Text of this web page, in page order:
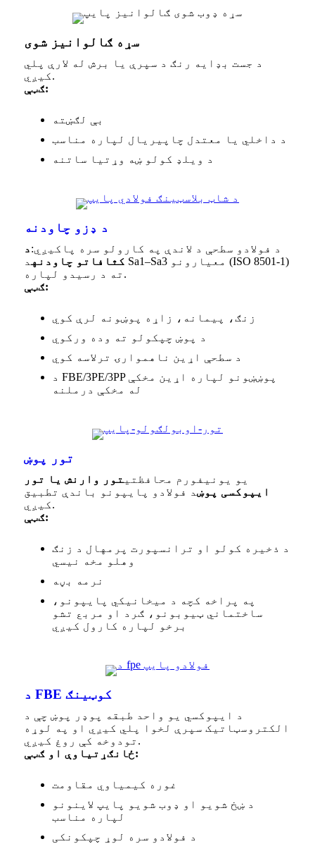
سړه ګالوانیز شوی
د جست بډایه رنګ د سپرې یا برش له لارې پلي
کیږي.
ګټې:
بې لګښته
د داخلي یا معتدل چاپیریال لپاره مناسب
د ویلډ کولو ښه وړتیا ساتنه
د ډزو چاودنه
د فولادو سطحې د لاندې په کارولو سره پاکیږي:د
کثافاتو چاودنهد Sa1–Sa3 معیارونو (ISO 8501-1)
ته د رسیدو لپاره.
ګټې:
زنګ، پیمانه، زاړه پوښونه لرې کوي
د پوښ چپکولو ته وده ورکوي
د سطحې اړین ناهموارۍ ترلاسه کوي
د FBE/3PE/3PP پوښښونو لپاره اړین مخکې
له مخکې درملنه
تور پوښ
یو یونیفورم محافظتيتور وارنش یا تور
ایپوکسی پوښد فولادو پایپونو باندې تطبیق
کیږي.
ګټې:
د ذخیره کولو او ترانسپورت پرمهال د زنګ
وهلو مخه نیسي
نرمه بڼه
په پراخه کچه د میخانیکي پایپونو،
ساختماني ټیوبونو، ګرد او مربع تشو
برخو لپاره کارول کیږي
د FBE کوټینګ
د ایپوکسي یو واحد طبقه پوډر پوښ چې د
الکتروسټاتیک سپرې لخوا پلي کیږي او په لوړه
تودوخه کې روغ کیږي.
ځانګړتیاوې او ګټې:
غوره کیمیاوي مقاومت
د ښخ شویو او ډوب شویو پایپ لاینونو
لپاره مناسب
د فولادو سره لوړ چپکونکی